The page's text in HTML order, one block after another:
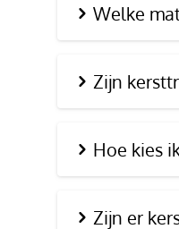
Welke
Zijn
Hoe kies
Zijn er